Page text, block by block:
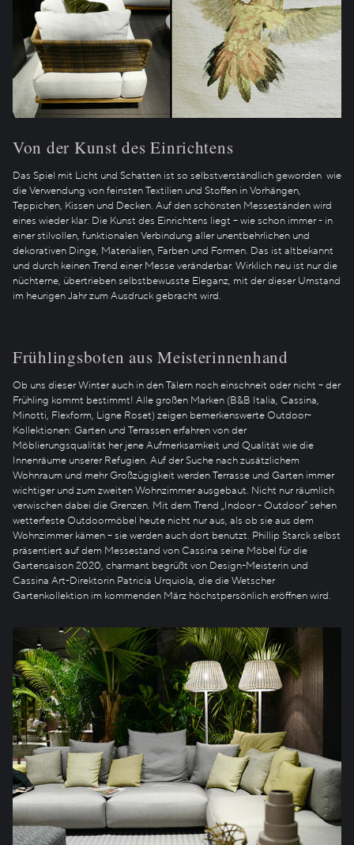
Von der Kunst des Einrichtens
Das Spiel mit Licht und Schatten ist so selbstverständlich geworden wie
die Verwendung von feinsten Textilien und Stoffen in Vorhängen,
Teppichen, Kissen und Decken. Auf den schönsten Messeständen wird
eines wieder klar: Die Kunst des Einrichtens liegt – wie schon immer - in
einer stilvollen, funktionalen Verbindung aller unentbehrlichen und
dekorativen Dinge, Materialien, Farben und Formen. Das ist altbekannt
und durch keinen Trend einer Messe veränderbar. Wirklich neu ist nur die
nüchterne, übertrieben selbstbewusste Eleganz, mit der dieser Umstand
im heurigen Jahr zum Ausdruck gebracht wird.
Frühlingsboten aus Meisterinnenhand
Ob uns dieser Winter auch in den Tälern noch einschneit oder nicht – der
Frühling kommt bestimmt! Alle großen Marken (B&B Italia, Cassina,
Minotti, Flexform, Ligne Roset) zeigen bemerkenswerte Outdoor-
Kollektionen: Garten und Terrassen erfahren von der
Möblierungsqualität her jene Aufmerksamkeit und Qualität wie die
Innenräume unserer Refugien. Auf der Suche nach zusätzlichem
Wohnraum und mehr Großzügigkeit werden Terrasse und Garten immer
wichtiger und zum zweiten Wohnzimmer ausgebaut. Nicht nur räumlich
verwischen dabei die Grenzen. Mit dem Trend „Indoor - Outdoor“ sehen
wetterfeste Outdoormöbel heute nicht nur aus, als ob sie aus dem
Wohnzimmer kämen – sie werden auch dort benutzt. Phillip Starck selbst
präsentiert auf dem Messestand von Cassina seine Möbel für die
Gartensaison 2020, charmant begrüßt von Design-Meisterin und
Cassina Art-Direktorin Patricia Urquiola, die die Wetscher
Gartenkollektion im kommenden März höchstpersönlich eröffnen wird.